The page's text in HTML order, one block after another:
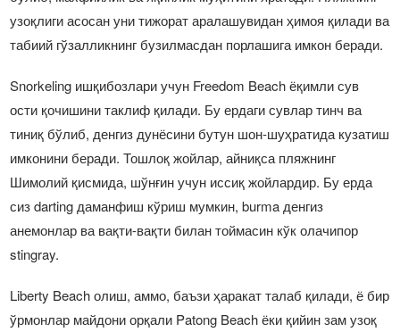
узоқлиги асосан уни тижорат аралашувидан ҳимоя қилади ва
табиий гўзалликнинг бузилмасдан порлашига имкон беради.
Snorkeling ишқибозлари учун Freedom Beach ёқимли сув
ости қочишини таклиф қилади. Бу ердаги сувлар тинч ва
тиниқ бўлиб, денгиз дунёсини бутун шон-шуҳратида кузатиш
имконини беради. Тошлоқ жойлар, айниқса пляжнинг
Шимолий қисмида, шўнғин учун иссиқ жойлардир. Бу ерда
сиз darting даманфиш кўриш мумкин, burma денгиз
анемонлар ва вақти-вақти билан тоймасин кўк олачипор
stingray.
Liberty Beach олиш, аммо, баъзи ҳаракат талаб қилади, ё бир
ўрмонлар майдони орқали Patong Beach ёки қийин зам узоқ